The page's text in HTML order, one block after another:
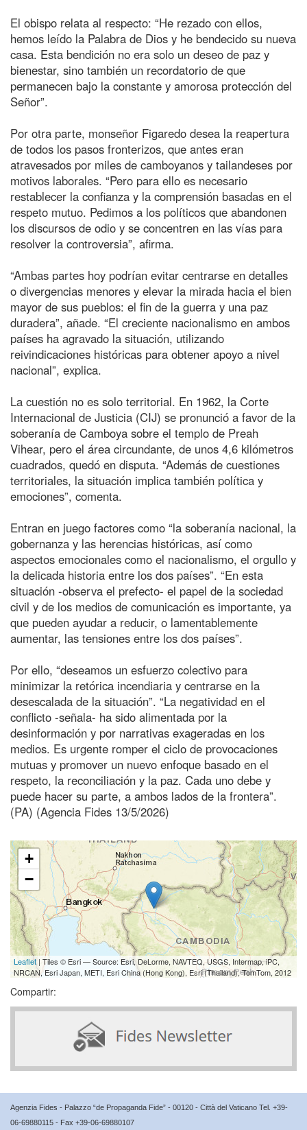
El obispo relata al respecto: “He rezado con ellos,
hemos leído la Palabra de Dios y he bendecido su nueva
casa. Esta bendición no era solo un deseo de paz y
bienestar, sino también un recordatorio de que
permanecen bajo la constante y amorosa protección del
Señor”.
Por otra parte, monseñor Figaredo desea la reapertura
de todos los pasos fronterizos, que antes eran
atravesados por miles de camboyanos y tailandeses por
motivos laborales. “Pero para ello es necesario
restablecer la confianza y la comprensión basadas en el
respeto mutuo. Pedimos a los políticos que abandonen
los discursos de odio y se concentren en las vías para
resolver la controversia”, afirma.
“Ambas partes hoy podrían evitar centrarse en detalles
o divergencias menores y elevar la mirada hacia el bien
mayor de sus pueblos: el fin de la guerra y una paz
duradera”, añade. “El creciente nacionalismo en ambos
países ha agravado la situación, utilizando
reivindicaciones históricas para obtener apoyo a nivel
nacional”, explica.
La cuestión no es solo territorial. En 1962, la Corte
Internacional de Justicia (CIJ) se pronunció a favor de la
soberanía de Camboya sobre el templo de Preah
Vihear, pero el área circundante, de unos 4,6 kilómetros
cuadrados, quedó en disputa. “Además de cuestiones
territoriales, la situación implica también política y
emociones”, comenta.
Entran en juego factores como “la soberanía nacional, la
gobernanza y las herencias históricas, así como
aspectos emocionales como el nacionalismo, el orgullo y
la delicada historia entre los dos países”. “En esta
situación -observa el prefecto- el papel de la sociedad
civil y de los medios de comunicación es importante, ya
que pueden ayudar a reducir, o lamentablemente
aumentar, las tensiones entre los dos países”.
Por ello, “deseamos un esfuerzo colectivo para
minimizar la retórica incendiaria y centrarse en la
desescalada de la situación”. “La negatividad en el
conflicto -señala- ha sido alimentada por la
desinformación y por narrativas exageradas en los
medios. Es urgente romper el ciclo de provocaciones
mutuas y promover un nuevo enfoque basado en el
respeto, la reconciliación y la paz. Cada uno debe y
puede hacer su parte, a ambos lados de la frontera”.
(PA) (Agencia Fides 13/5/2026)
+
−
Leaflet | Tiles © Esri — Source: Esri, DeLorme, NAVTEQ, USGS, Intermap, iPC,
NRCAN, Esri Japan, METI, Esri China (Hong Kong), Esri (Thailand), TomTom, 2012
Compartir:
Agenzia Fides - Palazzo “de Propaganda Fide” - 00120 - Città del Vaticano Tel. +39-
06-69880115 - Fax +39-06-69880107